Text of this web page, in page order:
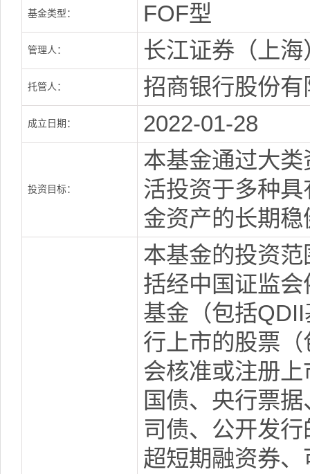
基金类型： FOF型
管理人： 长江证券（上
托管人： 招商银行股份有
成立日期： 2022-01-28
投资目标：
本基金通过大
活投资于多种
金资产的长期
本基金的投资
括经中国证监
基金（包括
行上市的股票
会核准或注册
国债、央行票
司债、公开发
超短期融资券